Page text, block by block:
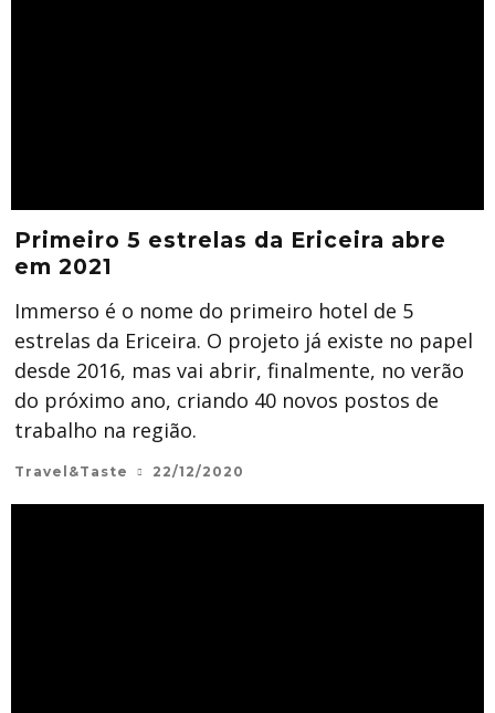
Primeiro 5 estrelas da Ericeira abre
em 2021
Immerso é o nome do primeiro hotel de 5
estrelas da Ericeira. O projeto já existe no papel
desde 2016, mas vai abrir, finalmente, no verão
do próximo ano, criando 40 novos postos de
trabalho na região.
Travel&Taste 22/12/2020